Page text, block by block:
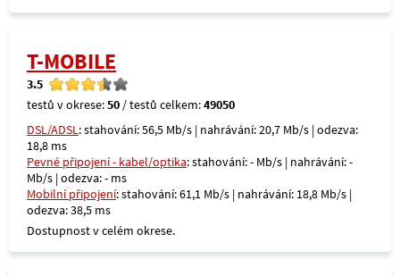
T-MOBILE
3.5
testů v okrese:50 / testů celkem:49050
DSL/ADSL: stahování: 56,5 Mb/s | nahrávání: 20,7 Mb/s | odezva:
18,8 ms
Pevné připojení - kabel/optika: stahování: - Mb/s | nahrávání: -
Mb/s | odezva: - ms
Mobilní připojení: stahování: 61,1 Mb/s | nahrávání: 18,8 Mb/s |
odezva: 38,5 ms
Dostupnost v celém okrese.